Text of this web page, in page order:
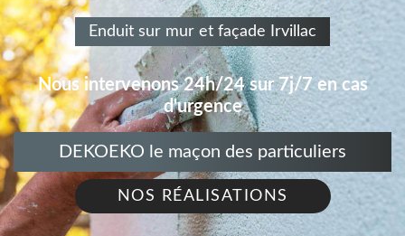
Enduit sur mur et façade Irvillac
Nous intervenons 24h/24 sur 7j/7 en cas
d'urgence
DEKOEKO le maçon des particuliers
NOS RÉALISATIONS